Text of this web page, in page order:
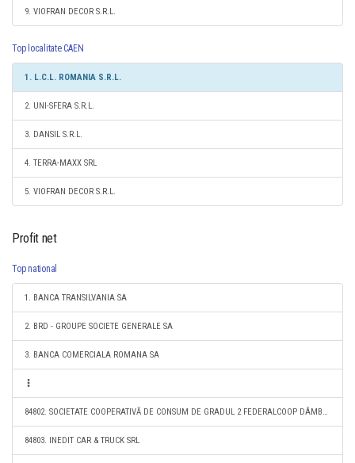
9. VIOFRAN DECOR S.R.L.
Top localitate CAEN
1. L.C.L. ROMANIA S.R.L.
2. UNI-SFERA S.R.L.
3. DANSIL S.R.L.
4. TERRA-MAXX SRL
5. VIOFRAN DECOR S.R.L.
Profit net
Top national
1. BANCA TRANSILVANIA SA
2. BRD - GROUPE SOCIETE GENERALE SA
3. BANCA COMERCIALA ROMANA SA
84802. SOCIETATE COOPERATIVĂ DE CONSUM DE GRADUL 2 FEDERALCOOP DÂMBOVIŢA
84803. INEDIT CAR & TRUCK SRL